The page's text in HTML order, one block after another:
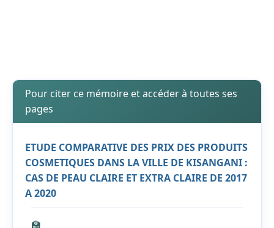
Pour citer ce mémoire et accéder à toutes ses
pages
ETUDE COMPARATIVE DES PRIX DES PRODUITS
COSMETIQUES DANS LA VILLE DE KISANGANI :
CAS DE PEAU CLAIRE ET EXTRA CLAIRE DE 2017
A 2020
🏫